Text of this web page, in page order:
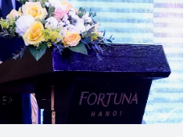
English